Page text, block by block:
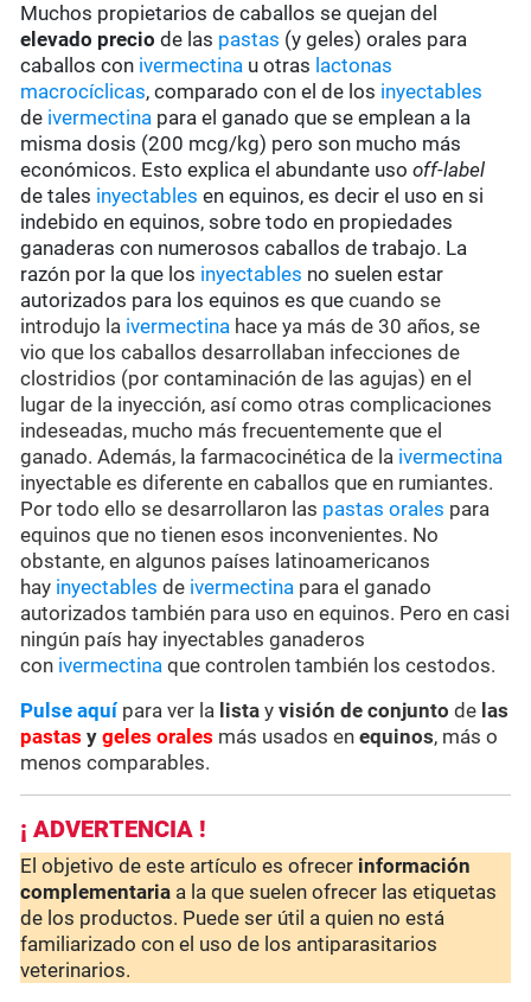
Muchos propietarios de caballos se quejan del
elevado precio de las pastas (y geles) orales para
caballos con ivermectina u otras lactonas
macrocíclicas, comparado con el de los inyectables
de ivermectina para el ganado que se emplean a la
misma dosis (200 mcg/kg) pero son mucho más
económicos. Esto explica el abundante usooff-label
de tales inyectables en equinos, es decir el uso en si
indebido en equinos, sobre todo en propiedades
ganaderas con numerosos caballos de trabajo. La
razón por la que los inyectables no suelen estar
autorizados para los equinos es quecuando se
introdujo la ivermectina hace ya más de 30 años, se
vio que los caballos desarrollaban infecciones de
clostridios (por contaminación de las agujas) en el
lugar de la inyección, así como otras complicaciones
indeseadas, mucho más frecuentemente que el
ganado. Además, la farmacocinética de la ivermectina
inyectable es diferente en caballos que en rumiantes.
Por todo ello se desarrollaron las pastas orales para
equinos que no tienen esos inconvenientes. No
obstante, en algunos países latinoamericanos
hay inyectables de ivermectina para el ganado
autorizados también para uso en equinos. Pero en casi
ningún país hay inyectables ganaderos
con ivermectina que controlen también los cestodos.
Pulse aquípara ver la lista yvisión de conjunto de las
pastas ygeles orales más usados en equinos, más o
menos comparables.
¡ ADVERTENCIA !
El objetivo de este artículo es ofrecer información
complementaria a la que suelen ofrecer las etiquetas
de los productos. Puede ser útil a quien no está
familiarizado con el uso de los antiparasitarios
veterinarios.